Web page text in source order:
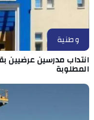
وطنية
انتداب مدرسين عرضيين
المطلوبة